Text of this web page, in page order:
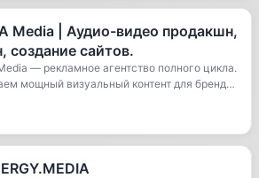
Media | Аудио-видео продакшн,
создание сайтов.
— рекламное агентство полного цикла.
мощный визуальный контент для бренд